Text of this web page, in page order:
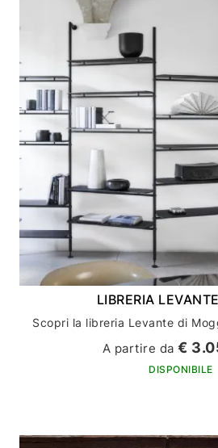
LIBRERIA
A partire da€
DISPONIBILE